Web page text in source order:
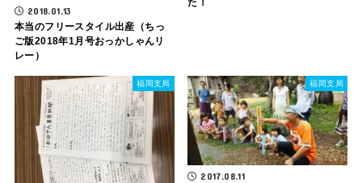
2018.01.13
本当のフリースタイル出産（ちっ
ご版2018年1月号おっかしゃんリ
レー）
福岡支局 福岡支局
2017.08.11